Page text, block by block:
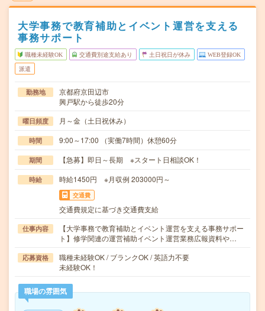
大学事務で教育補助とイベント運営を支える
事務サポート
職種未経験OK 交通費別途支給あり 土日祝日が休み WEB登録OK
派遣
勤務地
京都府京田辺市
興戸駅から徒歩20分
曜日頻度 月～金（土日祝休み）
時間 9:00～17:00 （実働7時間）休憩60分
期間 【急募】即日～長期 ※スタート日相談OK！
時給 時給1450円 ※月収例 203000円～
交通費
交通費規定に基づき交通費支給
仕事内容
【大学事務で教育補助とイベント運営を支える事務サポー
ト】修学関連の運営補助イベント運営業務広報資料や…
応募資格
職種未経験OK / ブランクOK / 英語力不要
未経験OK！
職場の雰囲気